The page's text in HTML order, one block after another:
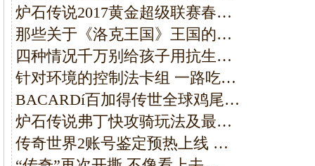
炉石传说2017黄金超级联赛春…
那些关于《洛克王国》王国的…
四种情况千万别给孩子用抗生…
针对环境的控制法卡组 一路吃…
BACARDí百加得传世全球鸡尾…
炉石传说弗丁快攻骑玩法及最…
传奇世界2账号鉴定预热上线 …